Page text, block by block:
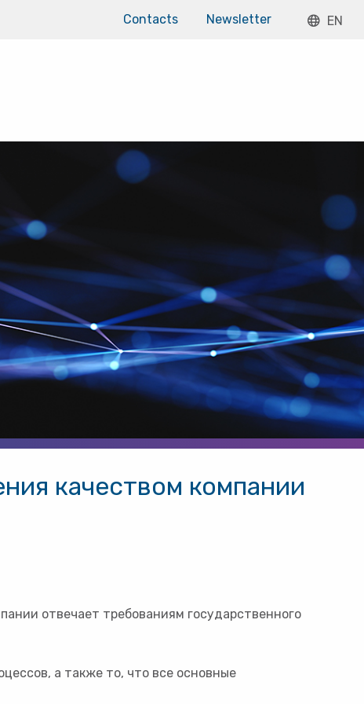
Contacts Newsletter EN
качеством компании
отвечает требованиям государственного
а также то, что все основные